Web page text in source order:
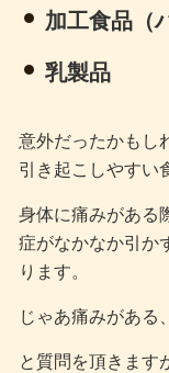
加工食品（
乳製品
意外だったかもし
引き起こしやすい
身体に痛みがある
症がなかなか引か
ります。
じゃあ痛みがある
と質問を頂きます